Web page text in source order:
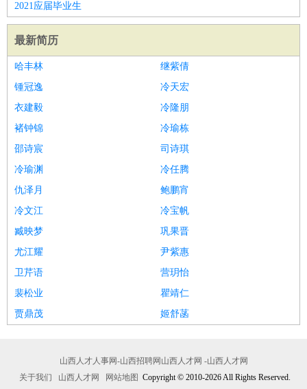
2021应届毕业生
最新简历
哈丰林
继紫倩
锺冠逸
冷天宏
衣建毅
冷隆朋
褚钟锦
冷瑜栋
邵诗宸
司诗琪
冷瑜渊
冷任腾
仇泽月
鲍鹏宵
冷文江
冷宝帆
臧映梦
巩果晋
尤江耀
尹紫惠
卫芹语
营玥怡
裴松业
瞿靖仁
贾鼎茂
姬舒菡
山西人才人事网-山西招聘网山西人才网 -山西人才网
关于我们
山西人才网 网站地图 Copyright © 2010-2026 All Rights Reserved.